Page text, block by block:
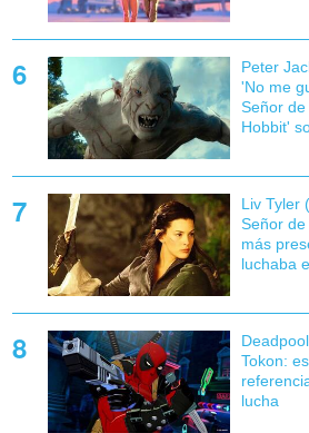
Peter
'No me
Señor de
Hobbit'
Liv Tyler
Señor
más
luchaba
Tokon:
lucha